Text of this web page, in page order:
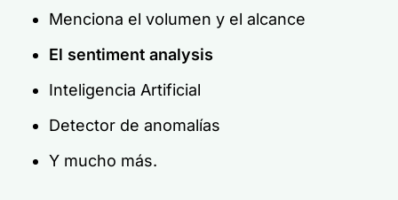
Menciona el volumen y el alcance
El sentiment analysis
Inteligencia Artificial
Detector de anomalías
Y mucho más.